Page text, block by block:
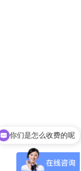
现在有优惠活动吗